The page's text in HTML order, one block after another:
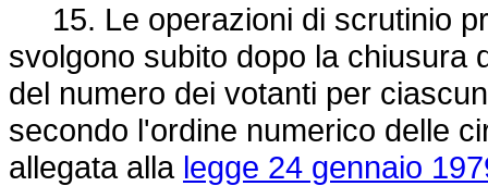
15. Le operazioni di scrutinio
svolgono subito dopo la chiusura
del numero dei votanti per
secondo l'ordine numerico delle
allegata alla legge 24 gennaio